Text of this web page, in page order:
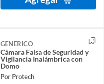
GENERICO
Cámara Falsa de Seguridad y
Vigilancia Inalámbrica con
Domo
Por Protech